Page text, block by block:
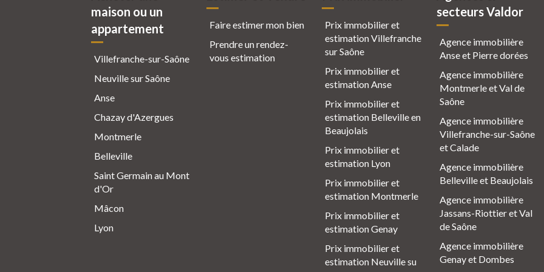
maison ou un
appartement
Villefranche-sur-Saône
Neuville sur Saône
Anse
Chazay d'Azergues
Montmerle
Belleville
Saint Germain au Mont
d'Or
Mâcon
Lyon
Faire estimer mon bien
Prendre un rendez-
vous estimation
Prix immobilier et
estimation Villefranche
sur Saône
Prix immobilier et
estimation Anse
Prix immobilier et
estimation Belleville en
Beaujolais
Prix immobilier et
estimation Lyon
Prix immobilier et
estimation Montmerle
Prix immobilier et
estimation Genay
Prix immobilier et
estimation Neuville su
secteurs Valdor
Agence immobilière
Anse et Pierre dorées
Agence immobilière
Montmerle et Val de
Saône
Agence immobilière
Villefranche-sur-Saône
et Calade
Agence immobilière
Belleville et Beaujolais
Agence immobilière
Jassans-Riottier et Val
de Saône
Agence immobilière
Genay et Dombes